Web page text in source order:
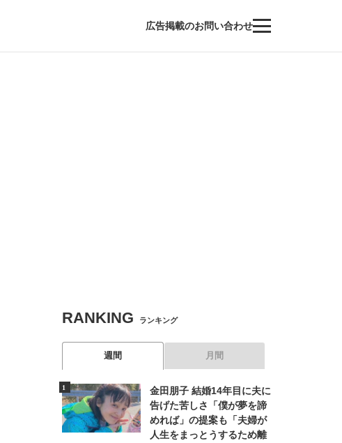
広告掲載のお問い合わせ
RANKING ランキング
週間 月間
金田朋子 結婚14年目に夫に
告げた苦しさ「僕が夢を諦
めれば」の提案も「夫婦が
人生をまっとうするため離